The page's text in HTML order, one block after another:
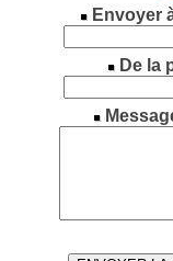
Envoyer
De la